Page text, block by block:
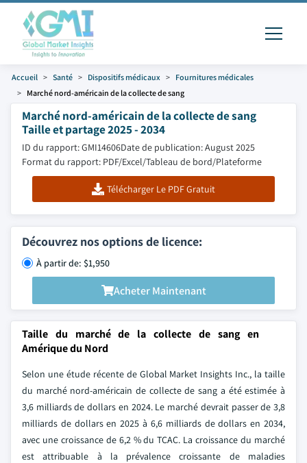
Accueil Santé Dispositifs médicaux
Fournitures médicales
Marché nord-américain de la collecte de sang
Marché nord-américain de la collecte de sang
Taille et partage 2025 - 2034
ID du rapport: GMI14606Date de publication: August 2025
Format du rapport: PDF/Excel/Tableau de bord/Plateforme
Télécharger Le PDF Gratuit
Découvrez nos options de licence:
À partir de: $1,950
Acheter Maintenant
Taille du marché de la collecte de sang en
Amérique du Nord
Selon une étude récente de Global Market Insights Inc., la taille
du marché nord-américain de collecte de sang a été estimée à
3,6 milliards de dollars en 2024. Le marché devrait passer de 3,8
milliards de dollars en 2025 à 6,6 milliards de dollars en 2034,
avec une croissance de 6,2 % du TCAC. La croissance du marché
est attribuable à la prévalence croissante de maladies